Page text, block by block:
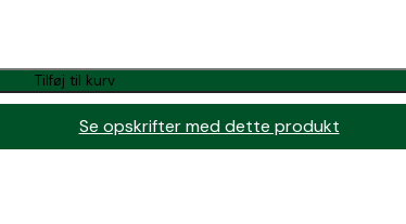
Tilføj til kurv
Se opskrifter med dette produkt